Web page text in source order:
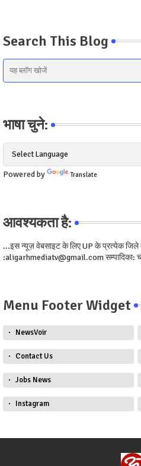
Search This Blog
भाषा चुने:
Powered by Translate
आवश्यकता है:
...इस न्यूज़ वेबसाइट के लिए UP के प्रत्येक जिले में
:aligarhmediatv@gmail.com सम्पादिका:
Menu Footer Widget
NewsVoir
Contact Us
Jobs News
Instagram